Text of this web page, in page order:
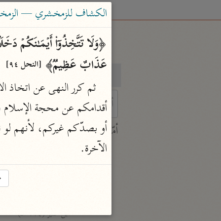
بحث
characters for results.
أمّهات
ابن جرير الطبري (٣١٠ هـ)
ابن كثير (٧٧٤ هـ)
الكشاف للزمخشري — الزمخشري
عَذَابٌ عَظِیمࣱ﴾ [النحل ٩٤]
الآخرة.